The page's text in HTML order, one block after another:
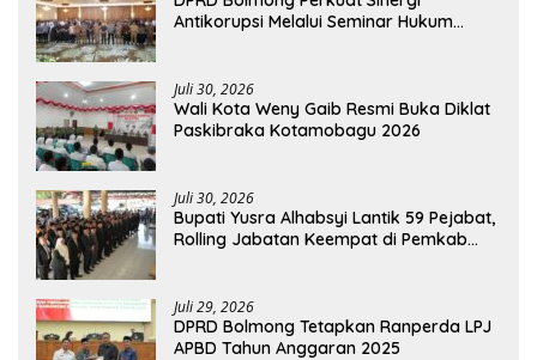
Antikorupsi Melalui Seminar Hukum
Juli 30, 2026
Wali Kota Weny Gaib Resmi Buka Diklat
Paskibraka Kotamobagu 2026
Juli 30, 2026
Bupati Yusra Alhabsyi Lantik 59 Pejabat,
Rolling Jabatan Keempat di Pemkab
Juli 29, 2026
DPRD Bolmong Tetapkan Ranperda LPJ
APBD Tahun Anggaran 2025